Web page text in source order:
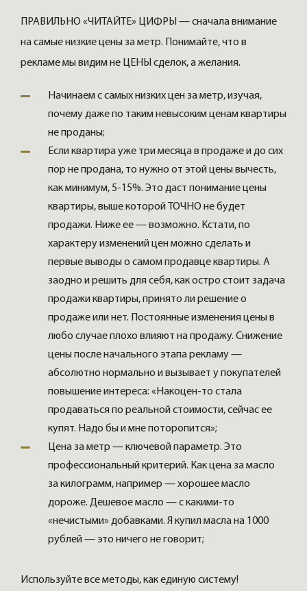
ПРАВИЛЬНО «ЧИТАЙТЕ» ЦИФРЫ — сначала внимание
на самые низкие цены за метр. Понимайте, что в
рекламе мы видим не ЦЕНЫ сделок, а желания.
Начинаем с самых низких цен за метр, изучая,
почему даже по таким невысоким ценам квартиры
не проданы;
Если квартира уже три месяца в продаже и до сих
пор не продана, то нужно от этой цены вычесть,
как минимум, 5-15%. Это даст понимание цены
квартиры, выше которой ТОЧНО не будет
продажи. Ниже ее — возможно. Кстати, по
характеру изменений цен можно сделать и
первые выводы о самом продавце квартиры. А
заодно и решить для себя, как остро стоит задача
продажи квартиры, принято ли решение о
продаже или нет. Постоянные изменения цены в
любо случае плохо влияют на продажу. Снижение
цены после начального этапа рекламу —
абсолютно нормально и вызывает у покупателей
повышение интереса: «Накоцен-то стала
продаваться по реальной стоимости, сейчас ее
купят. Надо бы и мне поторопится»;
Цена за метр — ключевой параметр. Это
профессиональный критерий. Как цена за масло
за килограмм, например — хорошее масло
дороже. Дешевое масло — с какими-то
«нечистыми» добавками. Я купил масла на 1000
рублей — это ничего не говорит;
Используйте все методы, как единую систему!